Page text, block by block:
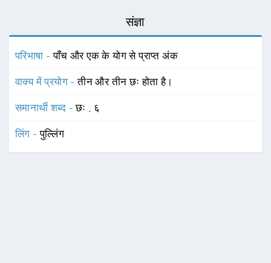
संज्ञा
परिभाषा -पाँच और एक के योग से प्राप्त अंक
वाक्य में प्रयोग -तीन और तीन छः होता है।
समानार्थी शब्द -छः , ६
लिंग -पुल्लिंग